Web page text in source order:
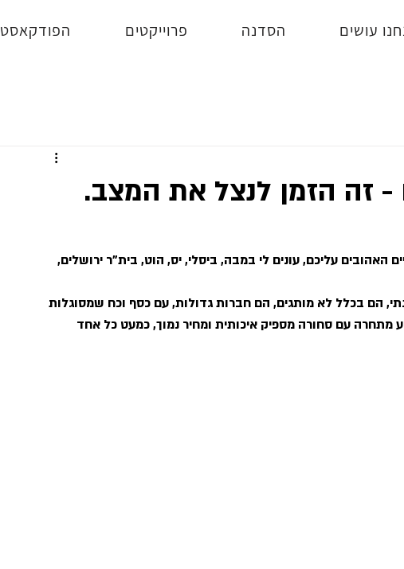
עושים הסדנה פרוייקטים הפודקאסט
- זה הזמן לנצל את המצב.
האהובים עליכם, עונים לי במבה, ביסלי, יס, הוט, בית"ר ירושלים,
הם בכלל לא מותגים, הם חברות גדולות, עם כסף וכח שמסוגלות
עם סחורה מספיק איכותית ומחיר נמוך, כמעט כל אחד